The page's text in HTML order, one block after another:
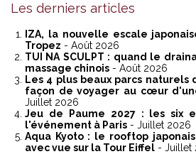
Les derniers articles
IZA, la nouvelle escale
Tropez - Août 2026
TUI NA SCULPT : quand le
massage chinois - Août 2026
Les 4 plus beaux parcs naturels
façon de voyager au cœur
Juillet 2026
Jeu de Paume 2027 : les six
l'événement à Paris - Juillet 2026
Aqua Kyoto : le rooftop
avec vue sur la Tour Eiffel - Juillet